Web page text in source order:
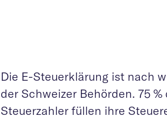
Die E-Steuerklärung ist nach
der Schweizer Behörden. 75
Steuerzahler füllen ihre